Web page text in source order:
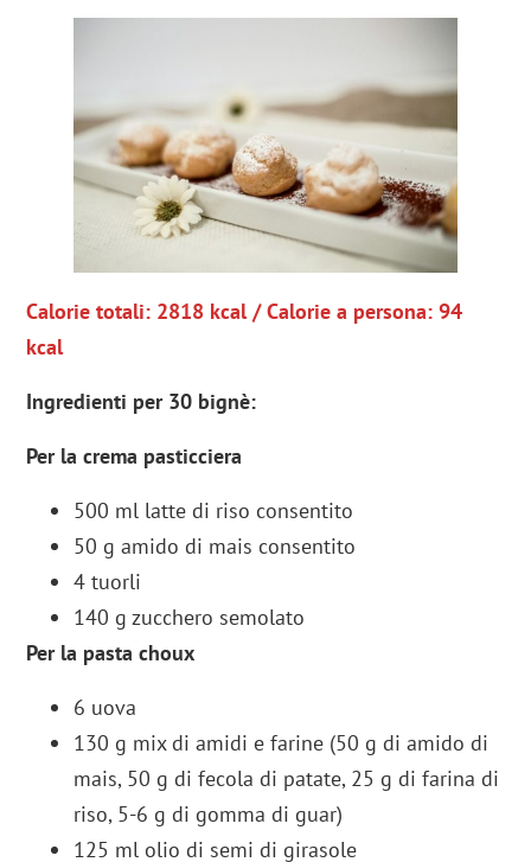
Calorie totali: 2818 kcal / Calorie a persona: 94
kcal
Ingredienti per 30 bignè:
Per la crema pasticciera
500 ml latte di riso consentito
50 g amido di mais consentito
4 tuorli
140 g zucchero semolato
Per la pasta choux
6 uova
130 g mix di amidi e farine (50 g di amido di
mais, 50 g di fecola di patate, 25 g di farina di
riso, 5-6 g di gomma di guar)
125 ml olio di semi di girasole